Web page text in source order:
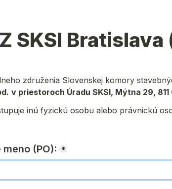
SKSI
združenia Slovenskej komory
v priestoroch Úradu SKSI, Mýtna 29,
inú fyzickú osobu alebo právnickú
(PO): *